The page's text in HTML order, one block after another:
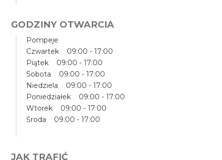
GODZINY OTWARCIA
Pompeje
Czwartek 09:00 - 17:00
Piątek 09:00 - 17:00
Sobota 09:00 - 17:00
Niedziela 09:00 - 17:00
Poniedziałek 09:00 - 17:00
Wtorek 09:00 - 17:00
Środa 09:00 - 17:00
JAK TRAFIĆ